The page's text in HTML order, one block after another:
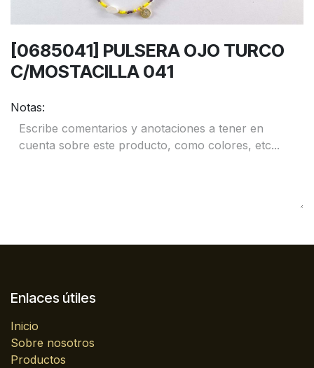
[0685041] PULSERA OJO TURCO
C/MOSTACILLA 041
Notas:
Enlaces útiles
Inicio
Sobre nosotros
Productos